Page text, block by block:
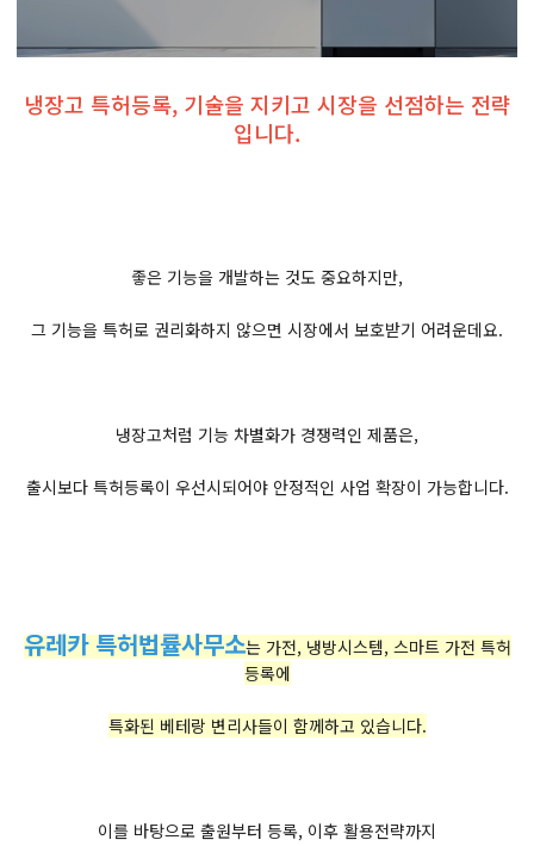
냉장고 특허등록, 기술을 지키고 시장을 선점하는 전략
입니다.
좋은 기능을 개발하는 것도 중요하지만,
그 기능을 특허로 권리화하지 않으면 시장에서 보호받기 어려운데요.
냉장고처럼 기능 차별화가 경쟁력인 제품은,
출시보다 특허등록이 우선시되어야 안정적인 사업 확장이 가능합니다.
유레카 특허법률사무소는 가전, 냉방시스템, 스마트 가전 특허
등록에
특화된 베테랑 변리사들이 함께하고 있습니다.
이를 바탕으로 출원부터 등록, 이후 활용전략까지